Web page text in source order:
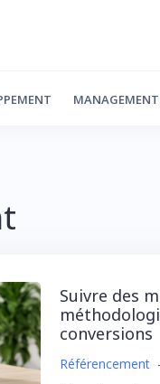
MANAGEMENT
Suivre des
conversions
Référencement